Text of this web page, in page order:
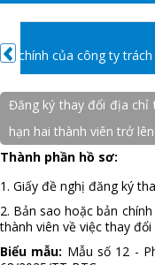
ĐỔI
chính của công ty
Đăng ký thay đổi địa chỉ
hạn hai thành viên trở lên
Thành phần hồ sơ:
1. Giấy đề nghị đăng ký
2. Bản sao hoặc bản
thành viên về việc thay
Biểu mẫu: Mẫu số 12 -